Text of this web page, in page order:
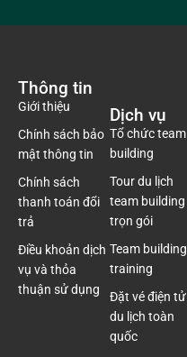
Thông tin
Giới thiệu
Chính sách bảo
mật thông tin
Chính sách
thanh toán đổi
trả
Điều khoản dịch
vụ và thỏa
thuận sử dụng
Dịch vụ
Tổ chức team
building
Tour du lịch
team building
trọn gói
Team building
training
Đặt vé điện tử
du lịch toàn
quốc